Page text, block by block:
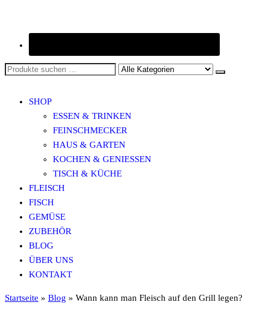
SHOP
ESSEN & TRINKEN
FEINSCHMECKER
HAUS & GARTEN
KOCHEN & GENIESSEN
TISCH & KÜCHE
FLEISCH
FISCH
GEMÜSE
ZUBEHÖR
BLOG
ÜBER UNS
KONTAKT
Startseite » Blog » Wann kann man Fleisch auf den Grill legen?